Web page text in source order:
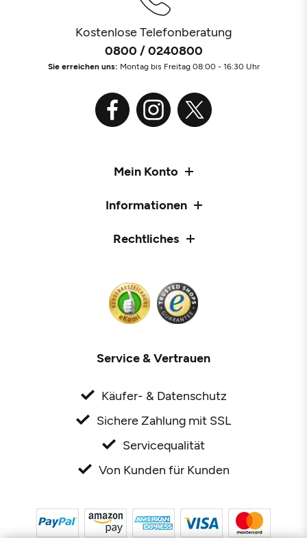
Kostenlose Telefonberatung
0800 / 0240800
Sie erreichen uns: Montag bis Freitag 08:00 - 16:30 Uhr
Mein Konto
Informationen
Rechtliches
Service & Vertrauen
Käufer- & Datenschutz
Sichere Zahlung mit SSL
Servicequalität
Von Kunden für Kunden